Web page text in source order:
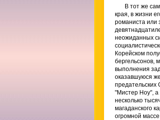
В тот же
края, в жизни
романиста или
неожиданных
Корейском
бергельсонов,
выполнения
оказавшуюся
предательских
"Мистер Ноу", а
несколько
магаданского
огромной